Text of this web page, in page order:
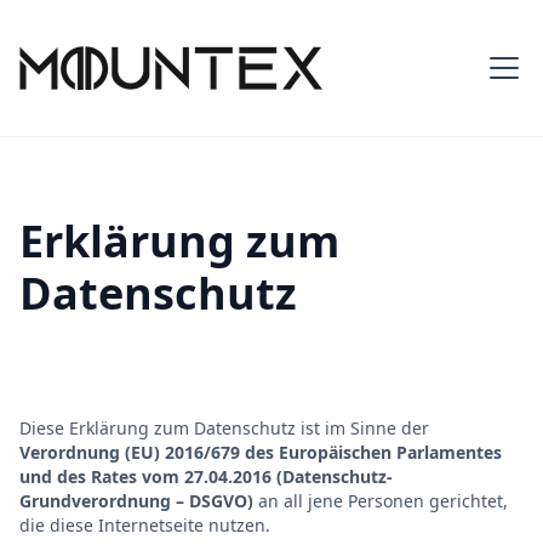
Erklärung zum
Datenschutz
Diese Erklärung zum Datenschutz ist im Sinne der
Verordnung (EU) 2016/679 des Europäischen Parlamentes
und des Rates vom 27.04.2016 (Datenschutz-
Grundverordnung – DSGVO) an all jene Personen gerichtet,
die diese Internetseite nutzen.